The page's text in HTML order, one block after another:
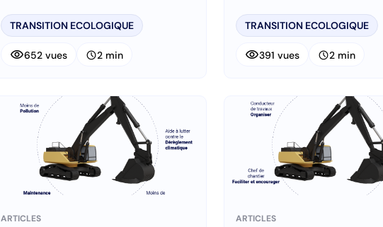
TRANSITION ECOLOGIQUE
visibility652 vues schedule2 min
TRANSITION ECOLOGIQUE
visibility391 vues schedule2 min
ARTICLES ARTICLES